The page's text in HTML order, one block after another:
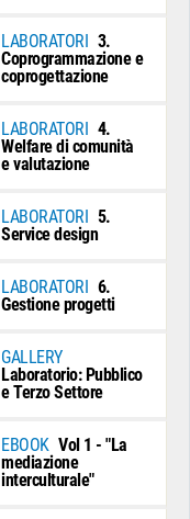
LABORATORI 3.
Coprogrammazione e
coprogettazione
LABORATORI 4.
Welfare di comunità
e valutazione
LABORATORI 5.
Service design
LABORATORI 6.
Gestione progetti
GALLERY
Laboratorio: Pubblico
e Terzo Settore
EBOOK Vol 1 - "La
mediazione
interculturale"